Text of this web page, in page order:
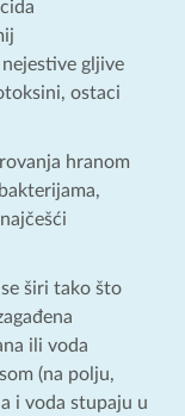
gljive
ostaci
hranom
širi tako što
ili voda
(na polju,
i voda stupaju u